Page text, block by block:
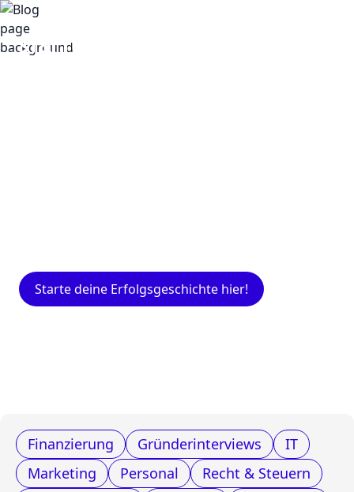
Starte deine Erfolgsgeschichte hier!
Finanzierung Gründerinterviews
IT
Marketing
Personal
Recht & Steuern